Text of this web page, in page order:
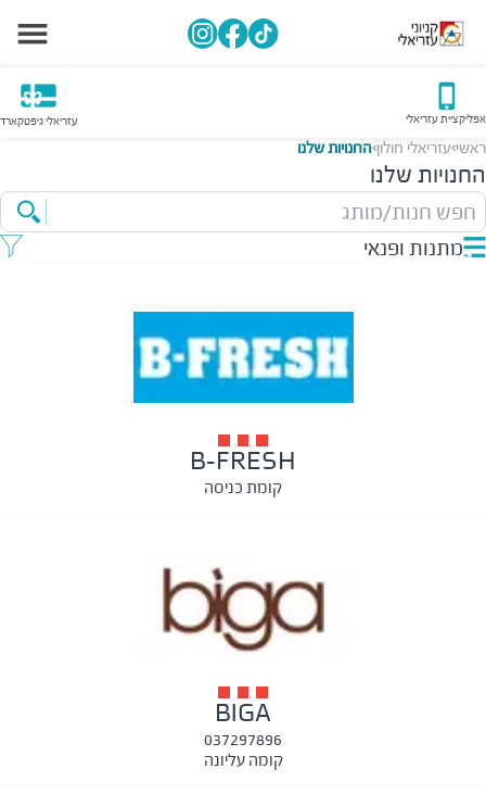
אפליקציית עזריאלי עזריאלי גיפטקארד
ראשי>עזריאלי חולון>החנויות שלנו
החנויות שלנו
חפש חנות/מותג
מתנות ופנאי
B-FRESH
קומת כניסה
BIGA
037297896
קומה עליונה